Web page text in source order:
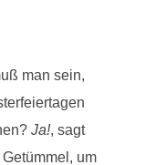
man sein,
Ja!, sagt
um